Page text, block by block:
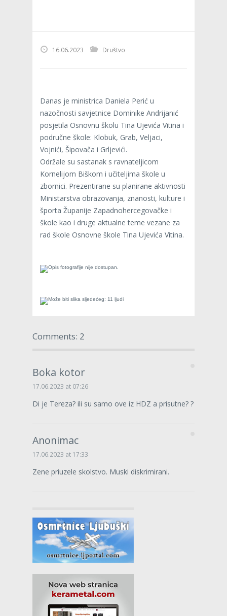
16.06.2023 Društvo
Danas je ministrica Daniela Perić u
nazočnosti savjetnice Dominike Andrijanić
posjetila Osnovnu školu Tina Ujevića Vitina i
područne škole: Klobuk, Grab, Veljaci,
Vojnići, Šipovača i Grljevići.
Održale su sastanak s ravnateljicom
Kornelijom Biškom i učiteljima škole u
zbornici. Prezentirane su planirane aktivnosti
Ministarstva obrazovanja, znanosti, kulture i
športa Županije Zapadnohercegovačke i
škole kao i druge aktualne teme vezane za
rad škole Osnovne škole Tina Ujevića Vitina.
Comments: 2
Boka kotor
17.06.2023 at 07:26
Di je Tereza? ili su samo ove iz HDZ a prisutne? ?
Anonimac
17.06.2023 at 17:33
Zene priuzele skolstvo. Muski diskrimirani.